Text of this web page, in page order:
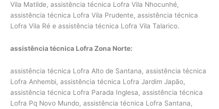
Vila Matilde, assistência técnica Lofra Vila Nhocunhé,
assistência técnica Lofra Vila Prudente, assistência técnica
Lofra Vila Ré e assistência técnica Lofra Vila Talarico.
assistência técnica Lofra Zona Norte:
assistência técnica Lofra Alto de Santana, assistência técnica
Lofra Anhembi, assistência técnica Lofra Jardim Japão,
assistência técnica Lofra Parada Inglesa, assistência técnica
Lofra Pq Novo Mundo, assistência técnica Lofra Santana,